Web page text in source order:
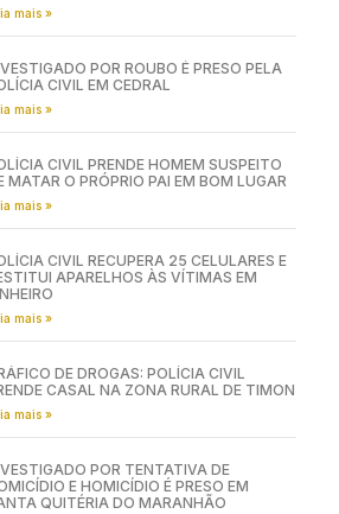
mais »
POR ROUBO É PRESO PELA
CIVIL EM CEDRAL
mais »
CIVIL PRENDE HOMEM SUSPEITO
MATAR O PRÓPRIO PAI EM BOM LUGAR
mais »
CIVIL RECUPERA 25 CELULARES E
APARELHOS ÀS VÍTIMAS EM
mais »
DE DROGAS: POLÍCIA CIVIL
CASAL NA ZONA RURAL DE TIMON
mais »
POR TENTATIVA DE
E HOMICÍDIO É PRESO EM
QUITÉRIA DO MARANHÃO